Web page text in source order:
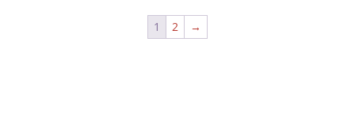
1 2 →